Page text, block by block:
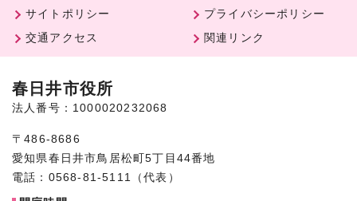
サイトポリシー
プライバシーポリシー
交通アクセス
関連リンク
春日井市役所
法人番号：1000020232068
〒486-8686
愛知県春日井市鳥居松町5丁目44番地
電話：0568-81-5111（代表）